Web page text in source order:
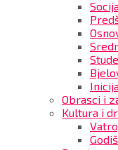
Obrasci i
Kultura i